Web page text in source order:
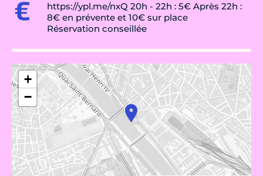
https://ypl.me/nxQ 20h - 22h : 5€ Après 22h :
8€ en prévente et 10€ sur place
Réservation conseillée
+
−